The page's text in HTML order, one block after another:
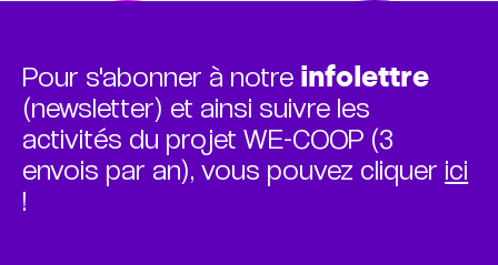
Pour s'abonner à notre infolettre
(newsletter) et ainsi suivre les
activités du projet WE-COOP (3
envois par an), vous pouvez cliquer ici
!